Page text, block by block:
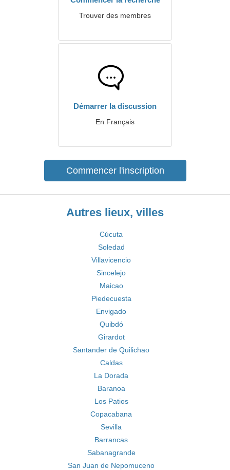
Trouver des membres
Démarrer la discussion
En Français
Commencer l'inscription
Autres lieux, villes
Cúcuta
Soledad
Villavicencio
Sincelejo
Maicao
Piedecuesta
Envigado
Quibdó
Girardot
Santander de Quilichao
Caldas
La Dorada
Baranoa
Los Patios
Copacabana
Sevilla
Barrancas
Sabanagrande
San Juan de Nepomuceno